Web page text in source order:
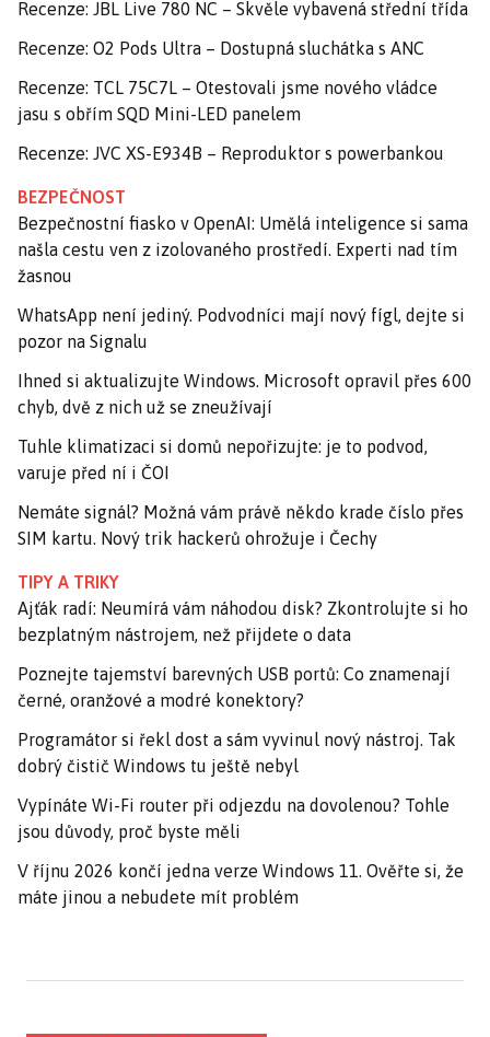
Recenze: JBL Live 780 NC – Skvěle vybavená střední třída
Recenze: O2 Pods Ultra – Dostupná sluchátka s ANC
Recenze: TCL 75C7L – Otestovali jsme nového vládce
jasu s obřím SQD Mini-LED panelem
Recenze: JVC XS-E934B – Reproduktor s powerbankou
BEZPEČNOST
Bezpečnostní fiasko v OpenAI: Umělá inteligence si sama
našla cestu ven z izolovaného prostředí. Experti nad tím
žasnou
WhatsApp není jediný. Podvodníci mají nový fígl, dejte si
pozor na Signalu
Ihned si aktualizujte Windows. Microsoft opravil přes 600
chyb, dvě z nich už se zneužívají
Tuhle klimatizaci si domů nepořizujte: je to podvod,
varuje před ní i ČOI
Nemáte signál? Možná vám právě někdo krade číslo přes
SIM kartu. Nový trik hackerů ohrožuje i Čechy
TIPY A TRIKY
Ajťák radí: Neumírá vám náhodou disk? Zkontrolujte si ho
bezplatným nástrojem, než přijdete o data
Poznejte tajemství barevných USB portů: Co znamenají
černé, oranžové a modré konektory?
Programátor si řekl dost a sám vyvinul nový nástroj. Tak
dobrý čistič Windows tu ještě nebyl
Vypínáte Wi-Fi router při odjezdu na dovolenou? Tohle
jsou důvody, proč byste měli
V říjnu 2026 končí jedna verze Windows 11. Ověřte si, že
máte jinou a nebudete mít problém